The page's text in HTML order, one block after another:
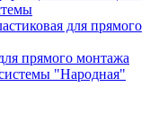
для прямого
прямого монтажа
"Народная"